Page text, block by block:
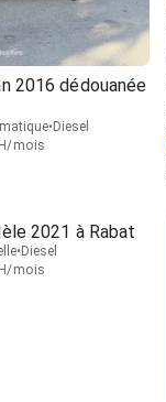
2016 dédouanée
Diesel
/mois
2021 à Rabat
Diesel
/mois